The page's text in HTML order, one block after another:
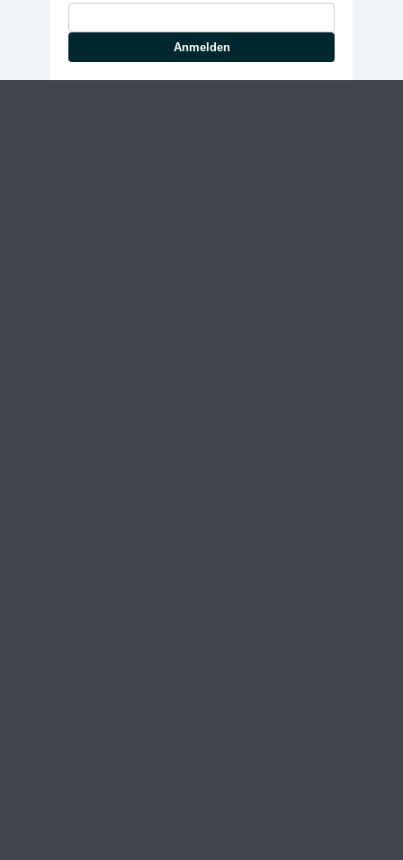
Anmelden